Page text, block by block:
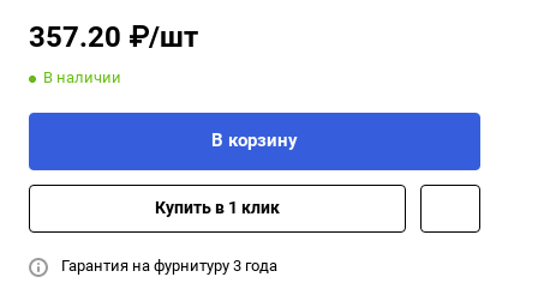
357.20 ₽/шт
В наличии
В корзину
Купить в 1 клик
Гарантия на фурнитуру 3 года